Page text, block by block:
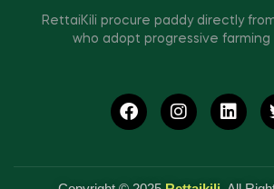
RettaiKili procure paddy directly
who adopt progressive farming